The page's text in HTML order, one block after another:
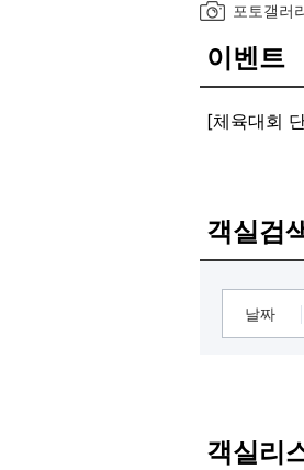
포토갤러
이벤트
[체육대회
그랜드모탤
주민증 도
이로인해
피할수 없
절대 미성
발견즉시
무료이용가능
객실검
날짜
객실리